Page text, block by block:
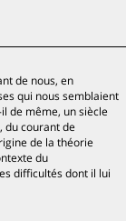
de nous, en
qui nous semblaient
de même, un siècle
du courant de
de la théorie
du
difficultés dont il lui